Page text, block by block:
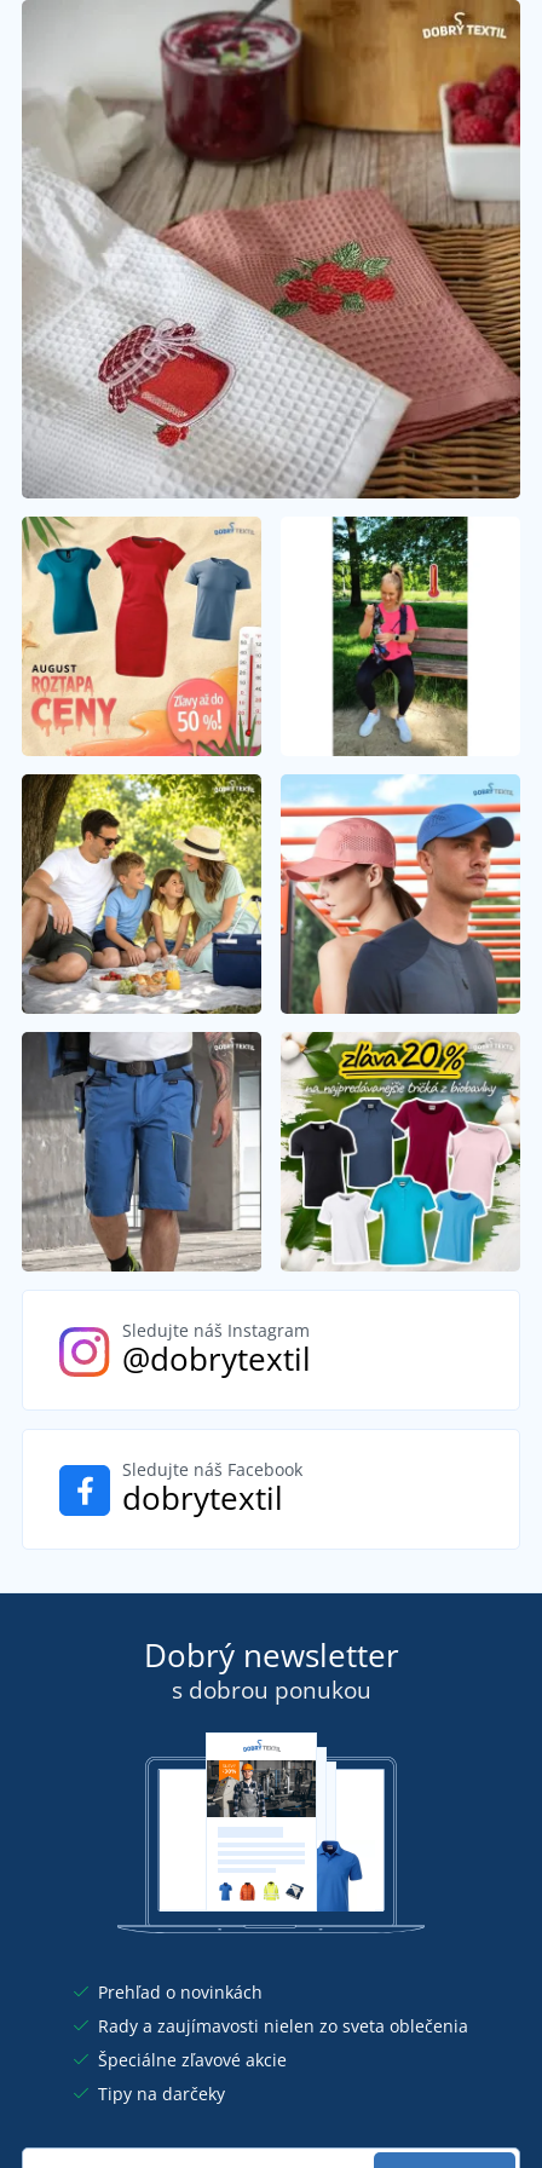
Sledujte náš Instagram
@dobrytextil
Sledujte náš Facebook
dobrytextil
Dobrý newsletter
s dobrou ponukou
Prehľad o novinkách
Rady a zaujímavosti nielen zo sveta oblečenia
Špeciálne zľavové akcie
Tipy na darčeky